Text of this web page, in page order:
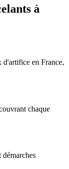
à
en France,
chaque
démarches